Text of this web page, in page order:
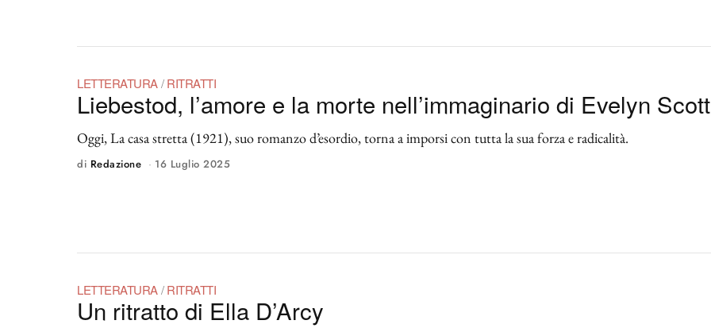
LETTERATURA / RITRATTI
Liebestod, l’amore e la morte nell’immaginario di Evelyn Scott
Oggi, La casa stretta (1921), suo romanzo d’esordio, torna a imporsi con tutta la sua forza e radicalità.
di Redazione 16 Luglio 2025
LETTERATURA / RITRATTI
Un ritratto di Ella D’Arcy